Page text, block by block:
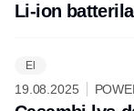
Li-ion
El
19.08.2025